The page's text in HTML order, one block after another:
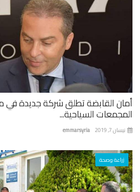
القابضة تطلق شركة جديدة في مجال
السياحية...
emmarsyria 7, 2019
زراعة وصحة